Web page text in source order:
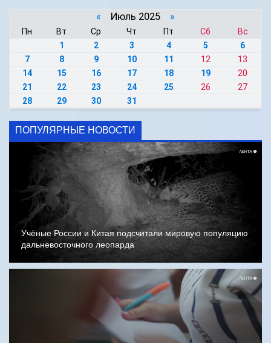
« Июль 2025 »
Пн Вт Ср Чт Пт Сб
Вс
1
2 3 4 5
6
7
8 9 10 11 12
13
14
15 16 17 18 19
20
21
22 23 24 25 26
27
28
29 30 31
ПОПУЛЯРНЫЕ НОВОСТИ
Учёные России и Китая подсчитали мировую популяцию
дальневосточного леопарда